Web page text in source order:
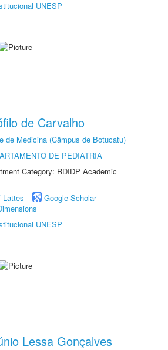
UNESP
de Carvalho
de Medicina (Câmpus de Botucatu)
DE PEDIATRIA
Category: RDIDP Academic
Lattes
Google Scholar
UNESP
Lessa Gonçalves